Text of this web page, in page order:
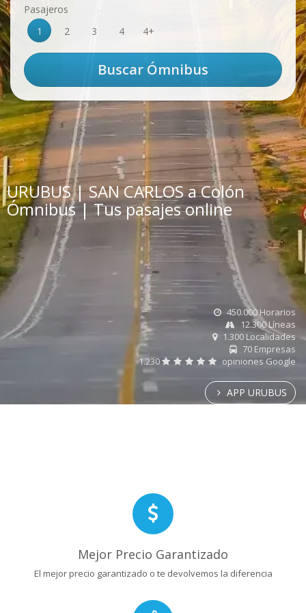
Pasajeros
1
2 3 4 4+
URUBUS | SAN CARLOS a Colón
Ómnibus | Tus pasajes online
450.000 Horarios
12.300 Líneas
1.300 Localidades
70 Empresas
1.230
opiniones Google
APP URUBUS
Mejor Precio Garantizado
El mejor precio garantizado o te devolvemos la diferencia